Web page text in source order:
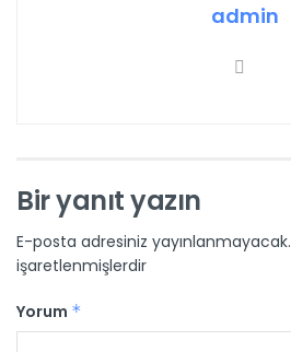
admin
Bir yanıt yazın
E-posta adresiniz yayınlanmayacak.
işaretlenmişlerdir
Yorum *